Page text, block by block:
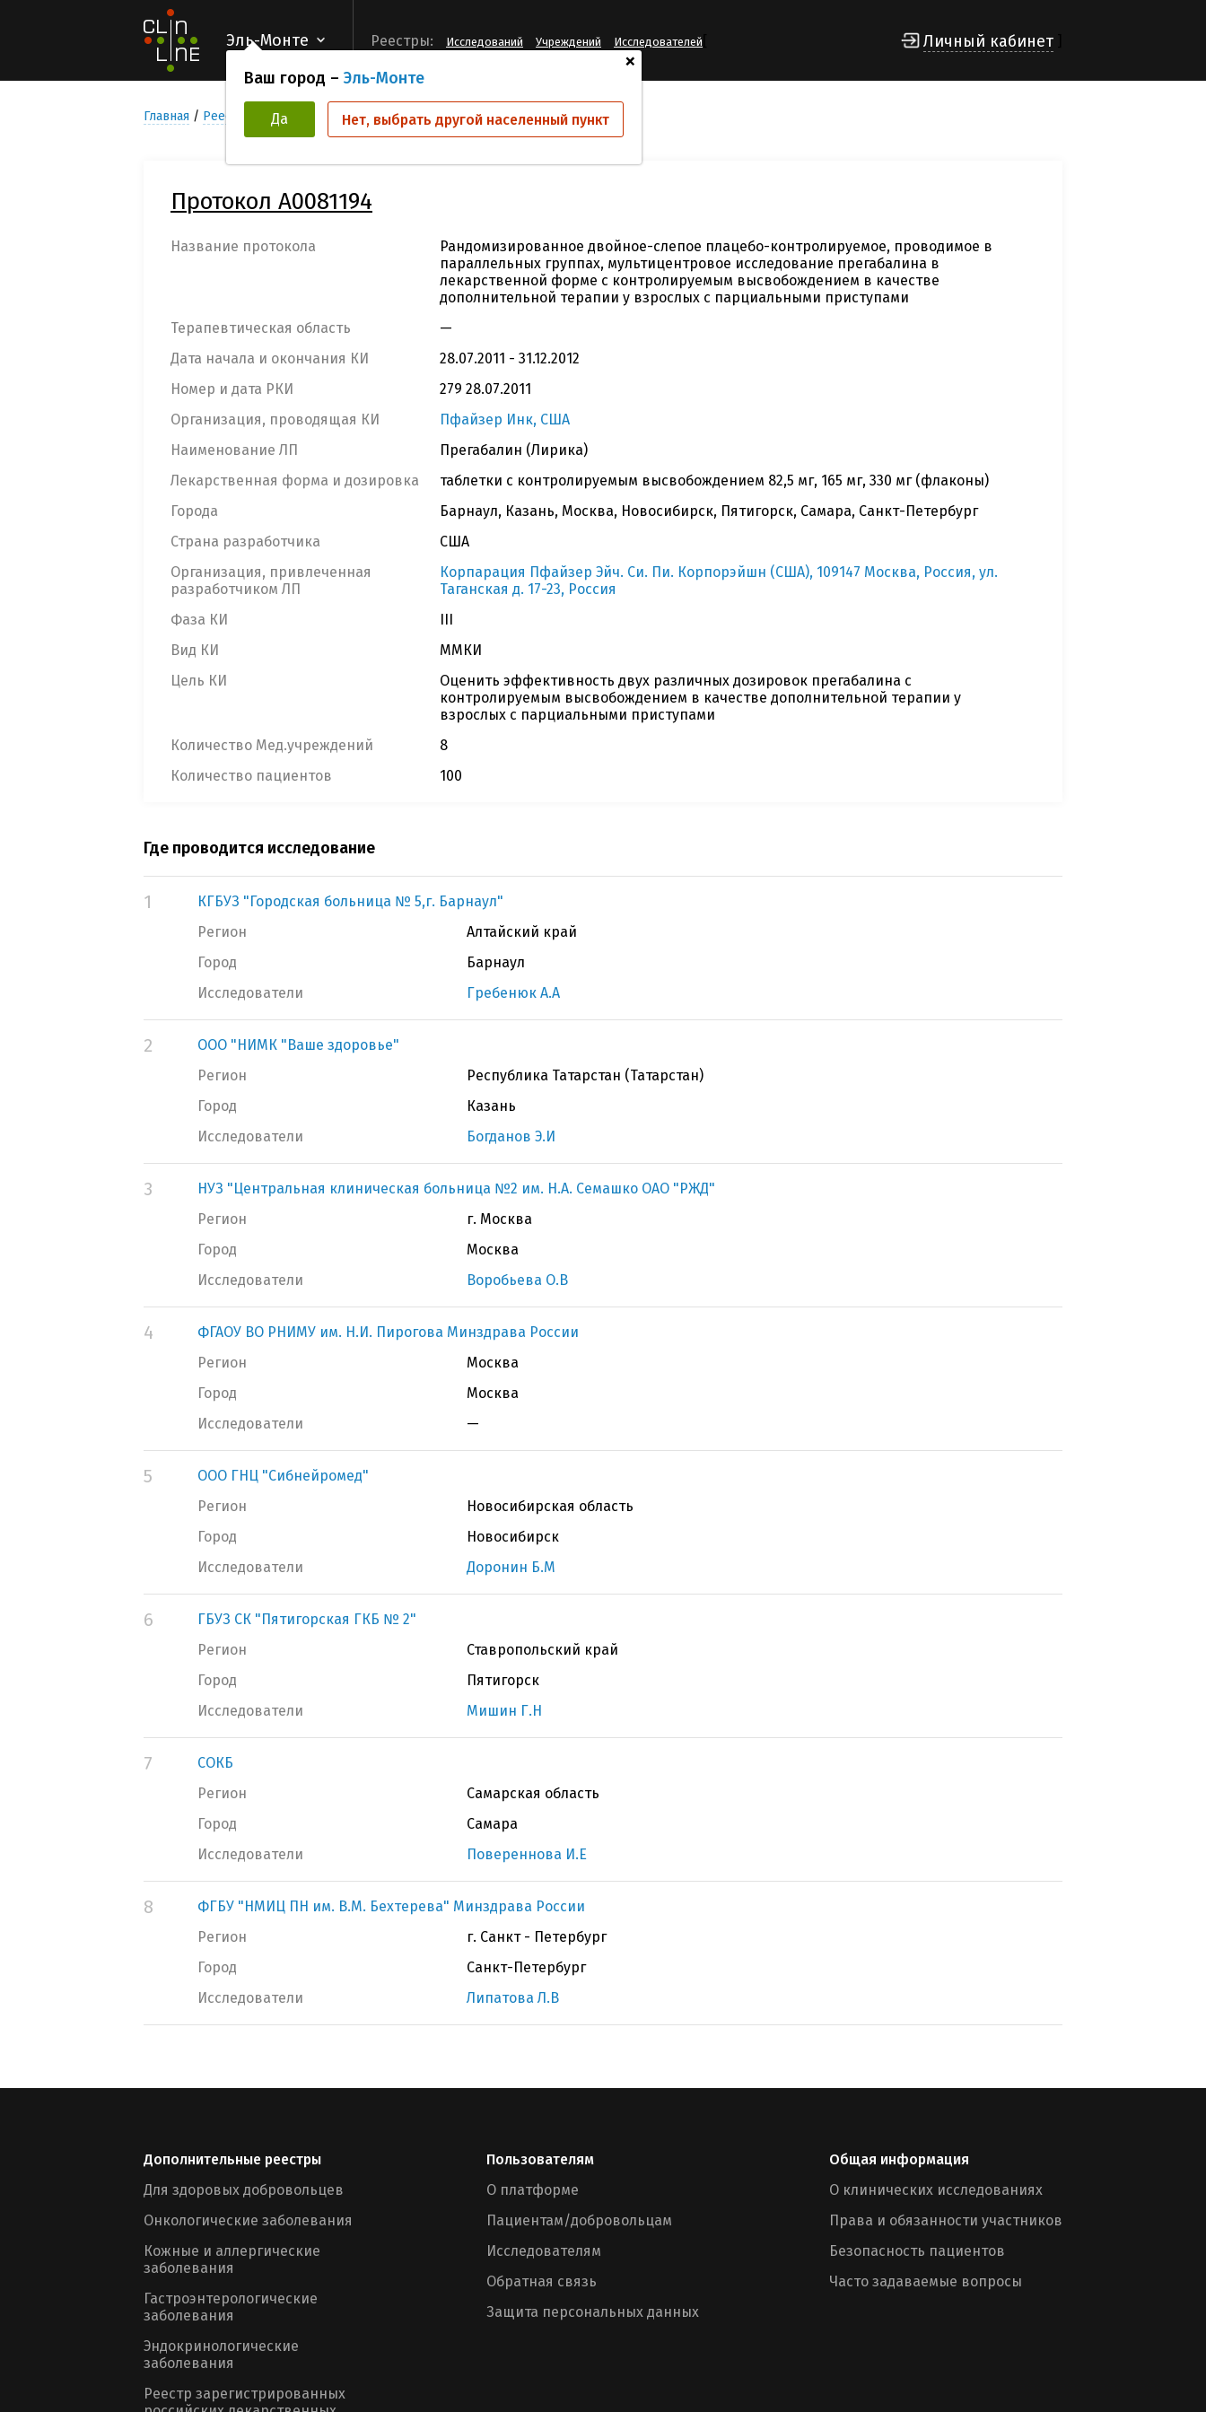
Эль-Монте
+
Ваш город – Эль-Монте
Да Нет, выбрать другой населенный пункт
Реестры: Исследований Учреждений Исследователей Личный кабинет
Главная Реестр Клинических исследований А0081194
Протокол А0081194
Название протокола
Рандомизированное двойное-слепое плацебо-контролируемое, проводимое в
параллельных группах, мультицентровое исследование прегабалина в
лекарственной форме с контролируемым высвобождением в качестве
дополнительной терапии у взрослых с парциальными приступами
Терапевтическая область
—
Дата начала и окончания КИ
28.07.2011 - 31.12.2012
Номер и дата РКИ
279 28.07.2011
Организация, проводящая КИ
Пфайзер Инк, США
Наименование ЛП
Прегабалин (Лирика)
Лекарственная форма и дозировка
таблетки с контролируемым высвобождением 82,5 мг, 165 мг, 330 мг (флаконы)
Города
Барнаул, Казань, Москва, Новосибирск, Пятигорск, Самара, Санкт-Петербург
Страна разработчика
США
Организация, привлеченная
разработчиком ЛП
Корпарация Пфайзер Эйч. Си. Пи. Корпорэйшн (США), 109147 Москва, Россия, ул.
Таганская д. 17-23, Россия
Фаза КИ
III
Вид КИ
ММКИ
Цель КИ
Оценить эффективность двух различных дозировок прегабалина с
контролируемым высвобождением в качестве дополнительной терапии у
взрослых с парциальными приступами
Количество Мед.учреждений
8
Количество пациентов
100
Где проводится исследование
1
КГБУЗ "Городская больница № 5,г. Барнаул"
Регион
Алтайский край
Город
Барнаул
Исследователи
Гребенюк А.А
2
ООО "НИМК "Ваше здоровье"
Регион
Республика Татарстан (Татарстан)
Город
Казань
Исследователи
Богданов Э.И
3
НУЗ "Центральная клиническая больница №2 им. Н.А. Семашко ОАО "РЖД"
Регион
г. Москва
Город
Москва
Исследователи
Воробьева О.В
4
ФГАОУ ВО РНИМУ им. Н.И. Пирогова Минздрава России
Регион
Москва
Город
Москва
Исследователи
—
5
ООО ГНЦ "Сибнейромед"
Регион
Новосибирская область
Город
Новосибирск
Исследователи
Доронин Б.М
6
ГБУЗ СК "Пятигорская ГКБ № 2"
Регион
Ставропольский край
Город
Пятигорск
Исследователи
Мишин Г.Н
7
СОКБ
Регион
Самарская область
Город
Самара
Исследователи
Повереннова И.Е
8
ФГБУ "НМИЦ ПН им. В.М. Бехтерева" Минздрава России
Регион
г. Санкт - Петербург
Город
Санкт-Петербург
Исследователи
Липатова Л.В
Дополнительные реестры
Для здоровых добровольцев
Онкологические заболевания
Кожные и аллергические
заболевания
Гастроэнтерологические
заболевания
Эндокринологические
заболевания
Реестр зарегистрированных
Пользователям
О платформе
Пациентам/добровольцам
Исследователям
Обратная связь
Защита персональных данных
Общая информация
О клинических исследованиях
Права и обязанности участников
Безопасность пациентов
Часто задаваемые вопросы